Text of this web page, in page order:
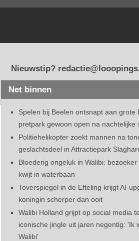
Nieuwstip?
Net binnen
Spelen bij Beelen ontsnapt aan grote
pretpark gewoon open na nachtelijke
Politiehelikopter zoekt mannen na
geslachtsdeel in Attractiepark
Bloederig ongeluk in Walibi:
kwijt in waterbaan
Toverspiegel in de Efteling krijgt AI-
koningin scherper dan ooit
Walibi Holland grijpt op social media
iconische jingle uit jaren negentig: 'Ik
Walibi'